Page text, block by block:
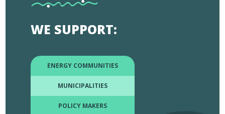
WE SUPPORT:
ENERGY COMMUNITIES
MUNICIPALITIES
POLICY MAKERS